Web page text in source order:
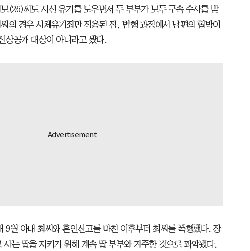
(26)씨도 시신 유기를 도우면서 두 부부가 모두 구속 수사를 받
의 경우 시체유기죄만 적용된 점, 범행 과정에서 남편의 협박이
상공개 대상이 아니라고 봤다.
9월 아내 최씨와 혼인신고를 마친 이후부터 최씨를 폭행했다. 장
사는 딸을 지키기 위해 계속 딸 부부와 거주한 것으로 파악됐다.